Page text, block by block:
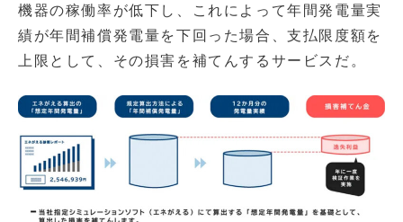
機器の稼働率が低下し、これによって年間発電量実
績が年間補償発電量を下回った場合、支払限度額を
上限として、その損害を補てんするサービスだ。